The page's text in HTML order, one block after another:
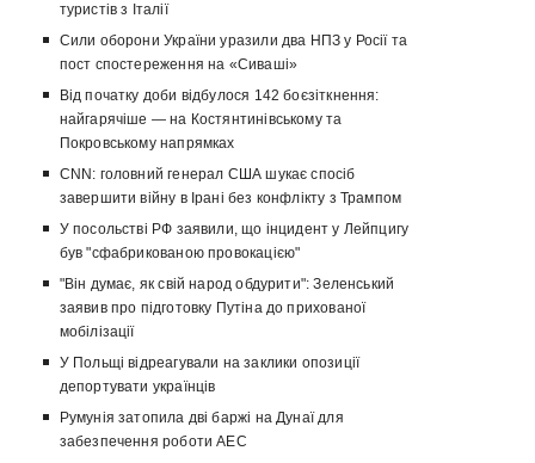
туристів з Італії
Сили оборони України уразили два НПЗ у Росії та
пост спостереження на «Сиваші»
Від початку доби відбулося 142 боєзіткнення:
найгарячіше — на Костянтинівському та
Покровському напрямках
CNN: головний генерал США шукає спосіб
завершити війну в Ірані без конфлікту з Трампом
У посольстві РФ заявили, що інцидент у Лейпцигу
був "сфабрикованою провокацією"
"Він думає, як свій народ обдурити": Зеленський
заявив про підготовку Путіна до прихованої
мобілізації
У Польщі відреагували на заклики опозиції
депортувати українців
Румунія затопила дві баржі на Дунаї для
забезпечення роботи АЕС